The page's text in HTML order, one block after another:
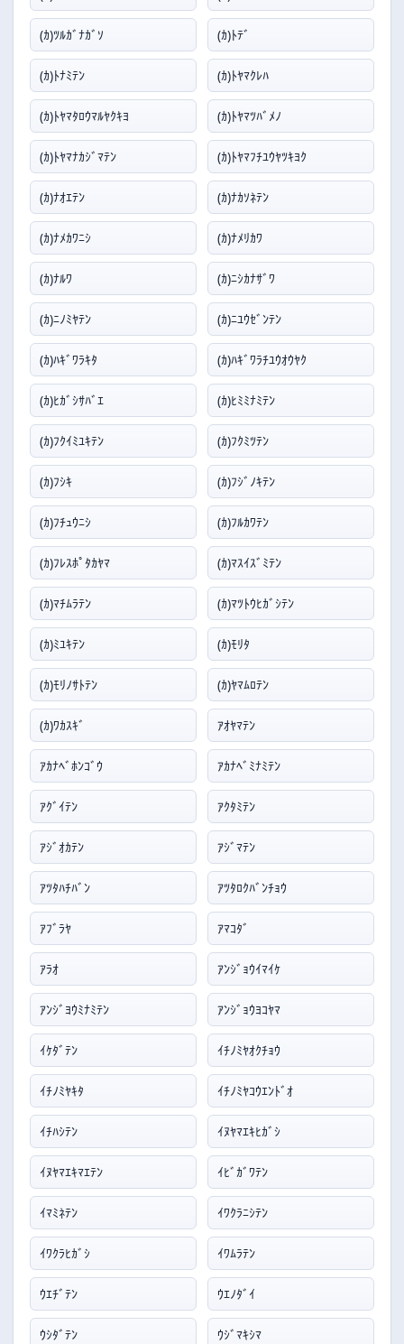
(ｶ)ﾂﾙｶﾞﾅｶﾞｿ (ｶ)ﾄﾃﾞ
(ｶ)ﾄﾅﾐﾃﾝ (ｶ)ﾄﾔﾏｸﾚﾊ
(ｶ)ﾄﾔﾏﾀﾛｳﾏﾙﾔｸｷﾖ (ｶ)ﾄﾔﾏﾂﾊﾞﾒﾉ
(ｶ)ﾄﾔﾏﾅｶｼﾞﾏﾃﾝ (ｶ)ﾄﾔﾏﾌﾁﾕｳﾔﾂｷﾖｸ
(ｶ)ﾅｵｴﾃﾝ (ｶ)ﾅｶｿﾈﾃﾝ
(ｶ)ﾅﾒｶﾜﾆｼ (ｶ)ﾅﾒﾘｶﾜ
(ｶ)ﾅﾙﾜ (ｶ)ﾆｼｶﾅｻﾞﾜ
(ｶ)ﾆﾉﾐﾔﾃﾝ (ｶ)ﾆﾕｳｾﾞﾝﾃﾝ
(ｶ)ﾊｷﾞﾜﾗｷﾀ (ｶ)ﾊｷﾞﾜﾗﾁﾕｳｵｳﾔｸ
(ｶ)ﾋｶﾞｼｻﾊﾞｴ (ｶ)ﾋﾐﾐﾅﾐﾃﾝ
(ｶ)ﾌｸｲﾐﾕｷﾃﾝ (ｶ)ﾌｸﾐﾂﾃﾝ
(ｶ)ﾌｼｷ (ｶ)ﾌｼﾞﾉｷﾃﾝ
(ｶ)ﾌﾁｭｳﾆｼ (ｶ)ﾌﾙｶﾜﾃﾝ
(ｶ)ﾌﾚｽﾎﾟﾀｶﾔﾏ (ｶ)ﾏｽｲｽﾞﾐﾃﾝ
(ｶ)ﾏﾁﾑﾗﾃﾝ (ｶ)ﾏﾂﾄｳﾋｶﾞｼﾃﾝ
(ｶ)ﾐﾕｷﾃﾝ (ｶ)ﾓﾘﾀ
(ｶ)ﾓﾘﾉｻﾄﾃﾝ (ｶ)ﾔﾏﾑﾛﾃﾝ
(ｶ)ﾜｶｽｷﾞ ｱｵﾔﾏﾃﾝ
ｱｶﾅﾍﾞﾎﾝｺﾞｳ ｱｶﾅﾍﾞﾐﾅﾐﾃﾝ
ｱｸﾞｲﾃﾝ ｱｸﾀﾐﾃﾝ
ｱｼﾞｵｶﾃﾝ ｱｼﾞﾏﾃﾝ
ｱﾂﾀﾊﾁﾊﾞﾝ ｱﾂﾀﾛｸﾊﾞﾝﾁｮｳ
ｱﾌﾞﾗﾔ ｱﾏｺﾀﾞ
ｱﾗｵ ｱﾝｼﾞｮｳｲﾏｲｹ
ｱﾝｼﾞﾖｳﾐﾅﾐﾃﾝ ｱﾝｼﾞｮｳﾖｺﾔﾏ
ｲｹﾀﾞﾃﾝ ｲﾁﾉﾐﾔｵｸﾁｮｳ
ｲﾁﾉﾐﾔｷﾀ ｲﾁﾉﾐﾔｺｳｴﾝﾄﾞｵ
ｲﾁﾊｼﾃﾝ ｲﾇﾔﾏｴｷﾋｶﾞｼ
ｲﾇﾔﾏｴｷﾏｴﾃﾝ ｲﾋﾞｶﾞﾜﾃﾝ
ｲﾏﾐﾈﾃﾝ ｲﾜｸﾗﾆｼﾃﾝ
ｲﾜｸﾗﾋｶﾞｼ ｲﾜﾑﾗﾃﾝ
ｳｴﾁﾞﾃﾝ ｳｴﾉﾀﾞｲ
ｳｼﾀﾞﾃﾝ ｳｼﾞﾏｷｼﾏ